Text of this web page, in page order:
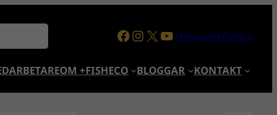
Facebook
Instagram
X YouTube
+MagazineFishEco
OM +FISHECO BLOGGAR KONTAKT